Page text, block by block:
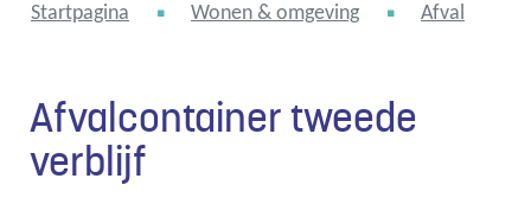
Startpagina Wonen & omgeving Afval
Afvalcontainer tweede
verblijf